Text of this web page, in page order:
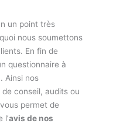
un point très
nous soumettons
En fin de
questionnaire à
Ainsi nos
conseil, audits ou
permet de
l’avis de nos